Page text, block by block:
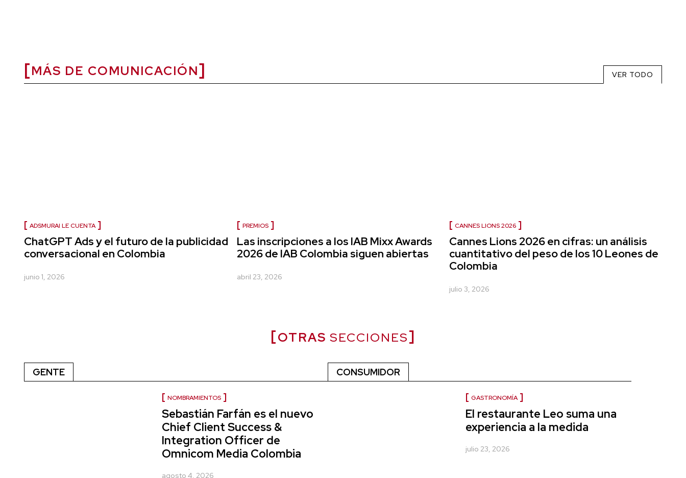
MÁS DE COMUNICACIÓN VER TODO
ADSMURAI LE CUENTA
ChatGPT Ads y el futuro de la publicidad
conversacional en Colombia
junio 1, 2026
PREMIOS
Las inscripciones a los IAB Mixx Awards
2026 de IAB Colombia siguen abiertas
abril 23, 2026
CANNES LIONS 2026
Cannes Lions 2026 en cifras: un análisis
cuantitativo del peso de los 10 Leones de
Colombia
julio 3, 2026
OTRAS SECCIONES
GENTE
NOMBRAMIENTOS
Sebastián Farfán es el nuevo
Chief Client Success &
Integration Officer de
Omnicom Media Colombia
agosto 4, 2026
CONSUMIDOR
GASTRONOMÍA
El restaurante Leo suma una
experiencia a la medida
julio 23, 2026